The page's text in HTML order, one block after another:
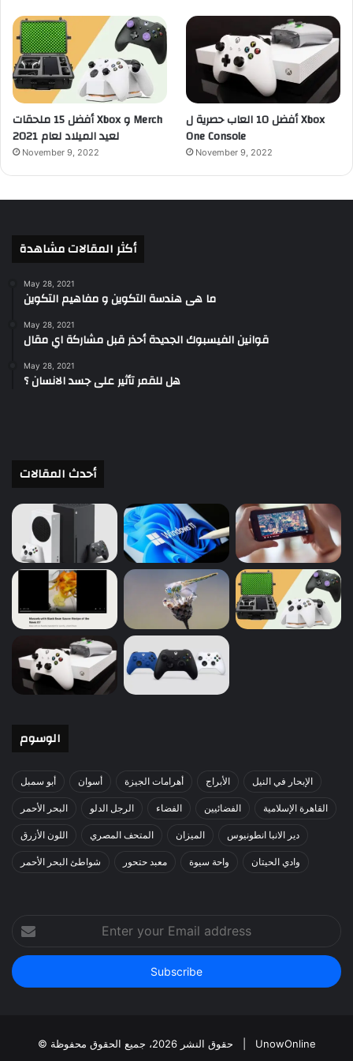
أفضل 15 ملحقات Xbox و Merch
لعيد الميلاد لعام 2021
November 9, 2022
أفضل 10 العاب حصرية ل Xbox
One Console
November 9, 2022
أكثر المقالات مشاهدة
May 28, 2021
ما هى هندسة التكوين و مفاهيم التكوين
May 28, 2021
قوانين الفيسبوك الجديدة أحذر قبل مشاركة اي مقال
May 28, 2021
هل للقمر تأثير على جسد الانسان ؟
أحدث المقالات
الوسوم
أبو سمبل أسوان أهرامات الجيزة الأبراج الإبحار في النيل
البحر الأحمر الرجل الدلو الفضاء الفضائيين القاهرة الإسلامية
اللون الأزرق المتحف المصري الميزان دير الانبا انطونيوس
شواطئ البحر الأحمر معبد حتحور واحة سيوة وادي الحيتان
Enter
your
Email
address
UnowOnline